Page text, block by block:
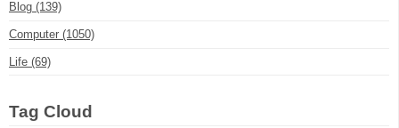
Blog (139)
Computer (1050)
Life (69)
Tag Cloud